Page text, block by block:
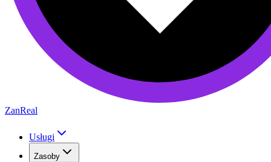
ZanReal
Usługi
Zasoby